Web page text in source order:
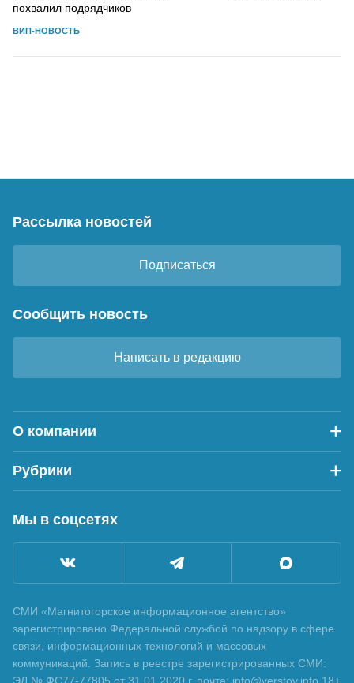
похвалил подрядчиков
ВИП-НОВОСТЬ
Рассылка новостей
Подписаться
Сообщить новость
Написать в редакцию
О компании
Рубрики
Мы в соцсетях
СМИ «Магнитогорское информационное агентство»
зарегистрировано Федеральной службой по надзору в сфере
связи, информационных технологий и массовых
коммуникаций. Запись в реестре зарегистрированных СМИ:
ЭЛ № ФС77-77805 от 31.01.2020 г. почта: info@verstov.info 18+